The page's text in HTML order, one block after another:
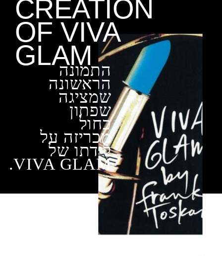
CREATION
OF VIVA
GLAM
התמונה
הראשונה
שמציגה
שפתון
כחול
מכריזה על
לידתו של
VIVA GLAM.